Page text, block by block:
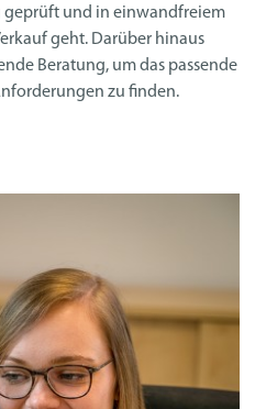
geprüft und in einwandfreiem
geht. Darüber hinaus
Beratung, um das passende
zu finden.